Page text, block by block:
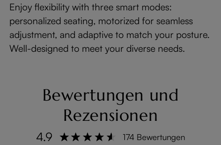
Enjoy flexibility with three smart modes:
personalized seating, motorized for seamless
adjustment, and adaptive to match your posture.
Well-designed to meet your diverse needs.
Bewertungen und
Rezensionen
4.9 174 Bewertungen